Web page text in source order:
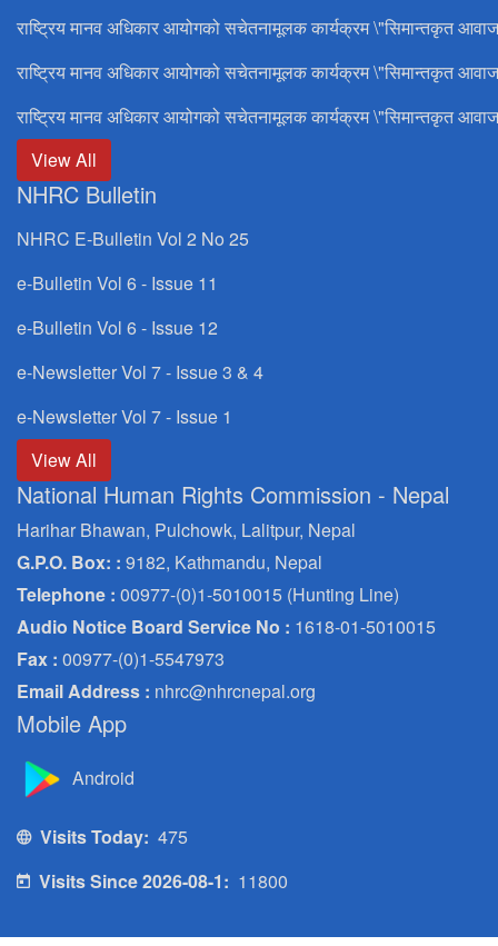
राष्ट्रिय मानव अधिकार आयोगको सचेतनामूलक कार्यक्रम \"सिमान्तकृत
राष्ट्रिय मानव अधिकार आयोगको सचेतनामूलक कार्यक्रम \"सिमान्तकृत
राष्ट्रिय मानव अधिकार आयोगको सचेतनामूलक कार्यक्रम \"सिमान्तकृत
View All
NHRC Bulletin
NHRC E-Bulletin Vol 2 No 25
e-Bulletin Vol 6 - Issue 11
e-Bulletin Vol 6 - Issue 12
e-Newsletter Vol 7 - Issue 3 & 4
e-Newsletter Vol 7 - Issue 1
View All
National Human Rights Commission - Nepal
Harihar Bhawan, Pulchowk, Lalitpur, Nepal
G.P.O. Box: : 9182, Kathmandu, Nepal
Telephone : 00977-(0)1-5010015 (Hunting Line)
Audio Notice Board Service No : 1618-01-5010015
Fax : 00977-(0)1-5547973
Email Address : nhrc@nhrcnepal.org
Mobile App
Android
Visits Today: 475
Visits Since 2026-08-1: 11800